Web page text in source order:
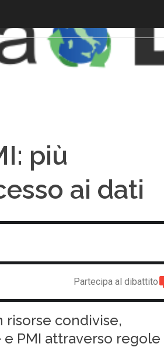
più
ai dati
Partecipa al dibattito
risorse condivise,
PMI attraverso regole